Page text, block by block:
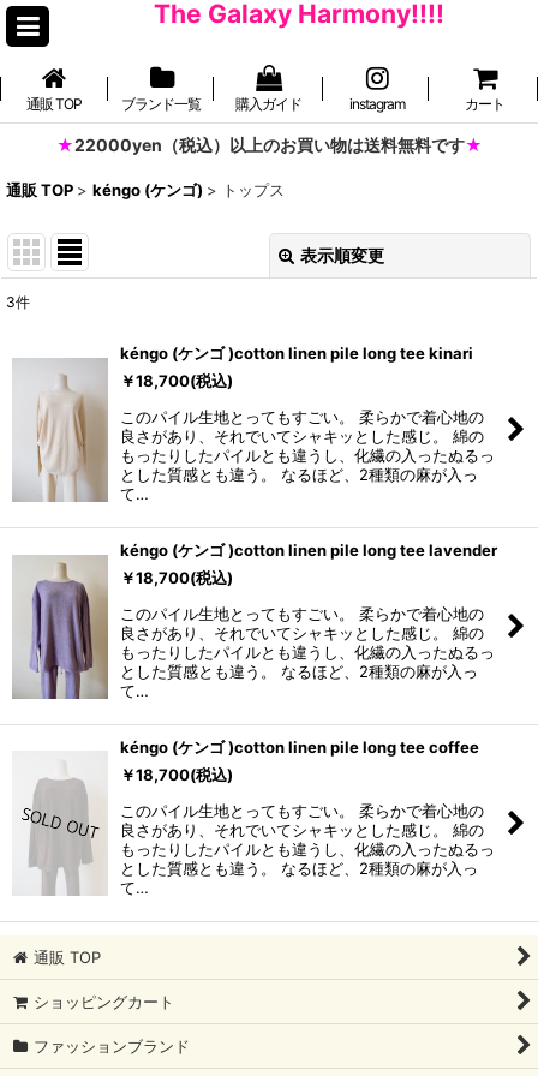
The Galaxy Harmony!!!!
通販 TOP ブランド一覧 購入ガイド instagram カート
22000yen（税込）以上のお買い物は送料無料です
通販 TOP > kéngo (ケンゴ) > トップス
表示順変更
並び順
絞り込む
3件
kéngo (ケンゴ )cotton linen pile long tee kinari
￥18,700(税込)
このパイル生地とってもすごい。 柔らかで着心地の
良さがあり、それでいてシャキッとした感じ。 綿の
もったりしたパイルとも違うし、化繊の入ったぬるっ
とした質感とも違う。 なるほど、2種類の麻が入っ
て…
kéngo (ケンゴ )cotton linen pile long tee lavender
￥18,700(税込)
このパイル生地とってもすごい。 柔らかで着心地の
良さがあり、それでいてシャキッとした感じ。 綿の
もったりしたパイルとも違うし、化繊の入ったぬるっ
とした質感とも違う。 なるほど、2種類の麻が入っ
て…
kéngo (ケンゴ )cotton linen pile long tee coffee
￥18,700(税込)
このパイル生地とってもすごい。 柔らかで着心地の
良さがあり、それでいてシャキッとした感じ。 綿の
もったりしたパイルとも違うし、化繊の入ったぬるっ
とした質感とも違う。 なるほど、2種類の麻が入っ
て…
通販 TOP
ショッピングカート
ファッションブランド